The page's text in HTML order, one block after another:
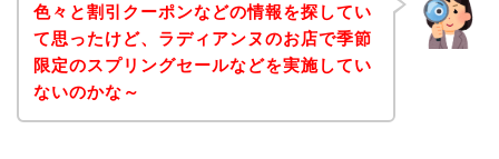
色々と割引クーポンなどの情報を探してい
て思ったけど、ラディアンヌのお店で季節
限定のスプリングセールなどを実施してい
ないのかな～